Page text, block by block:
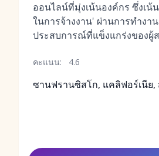
ออนไลน์ที่มุ่งเน้นองค์กร ซึ่งเน้
ในการจ้างงาน' ผ่านการทำงา
ประสบการณ์ที่แข็งแกร่งของผู้
คะแนน: 4.6
ซานฟรานซิสโก, แคลิฟอร์เนีย,